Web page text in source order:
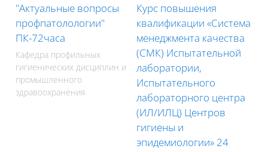
"Актуальные вопросы
профпатолологии"
ПК-72часа
Кафедра профильных
гигиенических дисциплин и
промышленного
здравоохранения
Курс повышения
квалификации «Система
менеджмента качества
(СМК) Испытательной
лаборатории,
Испытательного
лабораторного центра
(ИЛ/ИЛЦ) Центров
гигиены и
эпидемиологии» 24